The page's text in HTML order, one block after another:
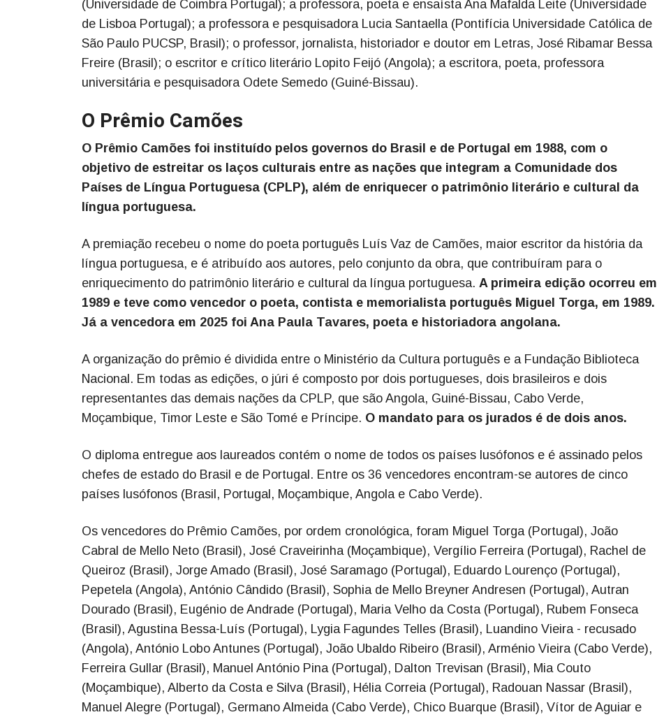
(Universidade de Coimbra Portugal); a professora, poeta e ensaísta Ana Mafalda Leite (Universidade
de Lisboa Portugal); a professora e pesquisadora Lucia Santaella (Pontifícia Universidade Católica de
São Paulo PUCSP, Brasil); o professor, jornalista, historiador e doutor em Letras, José Ribamar Bessa
Freire (Brasil); o escritor e crítico literário Lopito Feijó (Angola); a escritora, poeta, professora
universitária e pesquisadora Odete Semedo (Guiné-Bissau).
O Prêmio Camões
O Prêmio Camões foi instituído pelos governos do Brasil e de Portugal em 1988, com o
objetivo de estreitar os laços culturais entre as nações que integram a Comunidade dos
Países de Língua Portuguesa (CPLP), além de enriquecer o patrimônio literário e cultural da
língua portuguesa.
A premiação recebeu o nome do poeta português Luís Vaz de Camões, maior escritor da história da
língua portuguesa, e é atribuído aos autores, pelo conjunto da obra, que contribuíram para o
enriquecimento do patrimônio literário e cultural da língua portuguesa. A primeira edição ocorreu em
1989 e teve como vencedor o poeta, contista e memorialista português Miguel Torga, em 1989.
Já a vencedora em 2025 foi Ana Paula Tavares, poeta e historiadora angolana.
A organização do prêmio é dividida entre o Ministério da Cultura português e a Fundação Biblioteca
Nacional. Em todas as edições, o júri é composto por dois portugueses, dois brasileiros e dois
representantes das demais nações da CPLP, que são Angola, Guiné-Bissau, Cabo Verde,
Moçambique, Timor Leste e São Tomé e Príncipe. O mandato para os jurados é de dois anos.
O diploma entregue aos laureados contém o nome de todos os países lusófonos e é assinado pelos
chefes de estado do Brasil e de Portugal. Entre os 36 vencedores encontram-se autores de cinco
países lusófonos (Brasil, Portugal, Moçambique, Angola e Cabo Verde).
Os vencedores do Prêmio Camões, por ordem cronológica, foram Miguel Torga (Portugal), João
Cabral de Mello Neto (Brasil), José Craveirinha (Moçambique), Vergílio Ferreira (Portugal), Rachel de
Queiroz (Brasil), Jorge Amado (Brasil), José Saramago (Portugal), Eduardo Lourenço (Portugal),
Pepetela (Angola), António Cândido (Brasil), Sophia de Mello Breyner Andresen (Portugal), Autran
Dourado (Brasil), Eugénio de Andrade (Portugal), Maria Velho da Costa (Portugal), Rubem Fonseca
(Brasil), Agustina Bessa-Luís (Portugal), Lygia Fagundes Telles (Brasil), Luandino Vieira - recusado
(Angola), António Lobo Antunes (Portugal), João Ubaldo Ribeiro (Brasil), Arménio Vieira (Cabo Verde),
Ferreira Gullar (Brasil), Manuel António Pina (Portugal), Dalton Trevisan (Brasil), Mia Couto
(Moçambique), Alberto da Costa e Silva (Brasil), Hélia Correia (Portugal), Radouan Nassar (Brasil),
Manuel Alegre (Portugal), Germano Almeida (Cabo Verde), Chico Buarque (Brasil), Vítor de Aguiar e